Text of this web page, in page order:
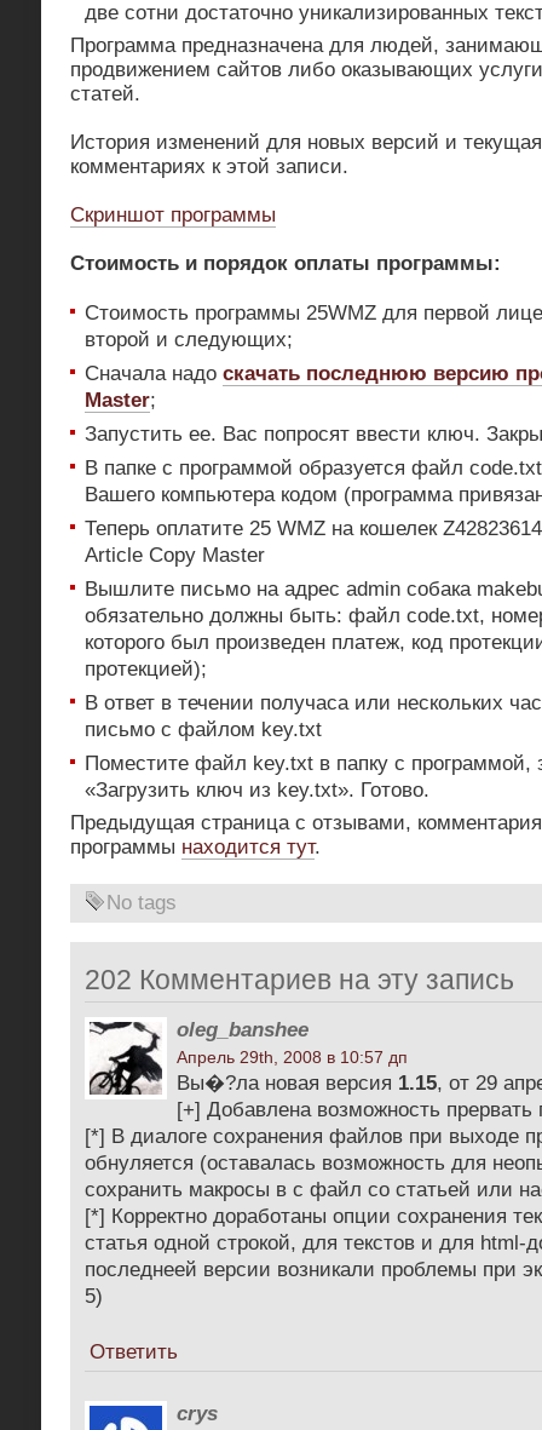
две сотни достаточно уникализированных
Программа предназначена для людей,
продвижением сайтов либо оказывающих
статей.
История изменений для новых версий и
комментариях к этой записи.
Скриншот программы
Стоимость и порядок оплаты программы:
Стоимость программы 25WMZ для первой
второй и следующих;
Сначала надо скачать последнюю версию
Master;
Запустить ее. Вас попросят ввести ключ.
В папке с программой образуется файл
Вашего компьютера кодом (программа
Теперь оплатите 25 WMZ на кошелек
Article Copy Master
Вышлите письмо на адрес admin собака
обязательно должны быть: файл code.txt,
которого был произведен платеж, код
протекцией);
В ответ в течении получаса или нескольких
письмо с файлом key.txt
Поместите файл key.txt в папку с программой,
«Загрузить ключ из key.txt». Готово.
Предыдущая страница с отзывами,
программы находится тут.
No tags
202 Комментариев на эту запись
oleg_banshee
Апрель 29th, 2008 в 10:57 дп
Вы�?ла новая версия 1.15, от 29
[+] Добавлена возможность прервать
[*] В диалоге сохранения файлов при выходе
обнуляется (оставалась возможность для
сохранить макросы в с файл со статьей или
[*] Корректно доработаны опции сохранения
статья одной строкой, для текстов и для html-
последнеей версии возникали проблемы при
5)
Ответить
crys